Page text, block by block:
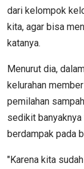
dari kelompok
kita, agar bisa
katanya.
Menurut dia,
kelurahan
pemilahan
sedikit
berdampak pada
"Karena kita